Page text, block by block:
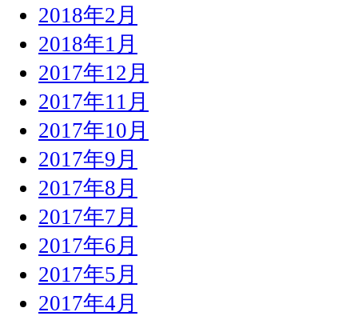
2018年2月
2018年1月
2017年12月
2017年11月
2017年10月
2017年9月
2017年8月
2017年7月
2017年6月
2017年5月
2017年4月